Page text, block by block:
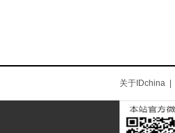
关于IDchina